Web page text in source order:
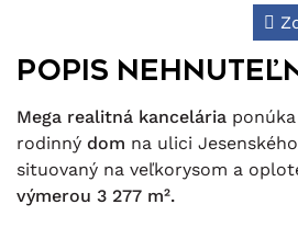
Popis
Mega realitná kancelária
rodinný dom na ulici
situovaný na veľkorysom a
výmerou 3 277 m².